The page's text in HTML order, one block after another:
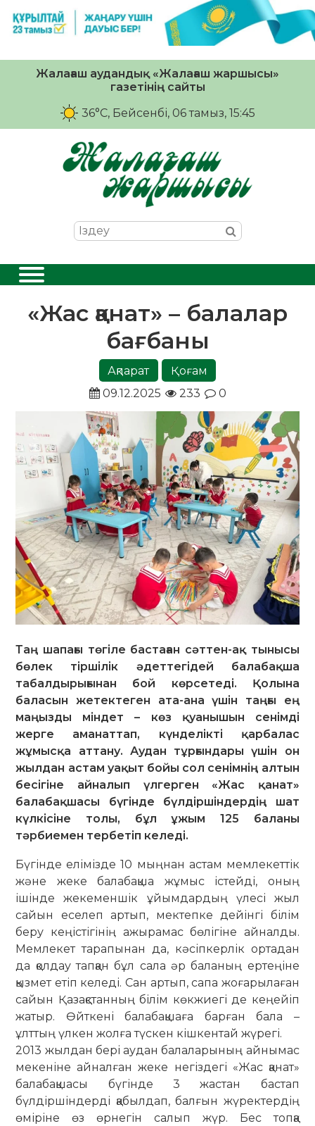
Жалағаш аудандық «Жалағаш жаршысы»
газетінің сайты
36°C, Бейсенбі, 06 тамыз, 15:45
«Жас қанат» – балалар
бағбаны
Ақпарат
Қоғам
09.12.2025
233 0
Таң шапағы төгіле бастаған сәттен-ақ тынысы
бөлек тіршілік әдеттегідей балабақша
табалдырығынан бой көрсетеді. Қолына
баласын жетектеген ата-ана үшін таңғы ең
маңызды міндет – көз қуанышын сенімді
жерге аманаттап, күнделікті қарбалас
жұмысқа аттану. Аудан тұрғындары үшін он
жылдан астам уақыт бойы сол сенімнің алтын
бесігіне айналып үлгерген «Жас қанат»
балабақшасы бүгінде бүлдіршіндердің шат
күлкісіне толы, бұл ұжым 125 баланы
тәрбиемен тербетіп келеді.
Бүгінде елімізде 10 мыңнан астам мемлекеттік
және жеке балабақша жұ­мыс істейді, оның
ішінде жекеменшік ұйым­дардың үлесі жыл
сайын еселеп ар­тып, мектепке дейінгі білім
беру кеңіс­ті­гінің ажырамас бөлігіне айналды.
Мем­лекет тарапынан да, кәсіпкерлік ортадан
да қолдау тапқан бұл сала әр баланың ертеңіне
қызмет етіп келеді. Сан артып, сапа жоғарылаған
сайын Қазақстанның білім көкжиегі де кеңейіп
жатыр. Өйткені балабақшаға барған бала –
ұлттың үлкен жолға түскен кішкентай жүрегі.
2013 жылдан бері аудан балала­рының айнымас
мекеніне айналған жеке негіздегі «Жас қанат»
балабақшасы бүгінде 3 жастан бастап
бүлдіршіндерді қабылдап, балғын жүректердің
өміріне өз өрнегін салып жүр. Бес топқа